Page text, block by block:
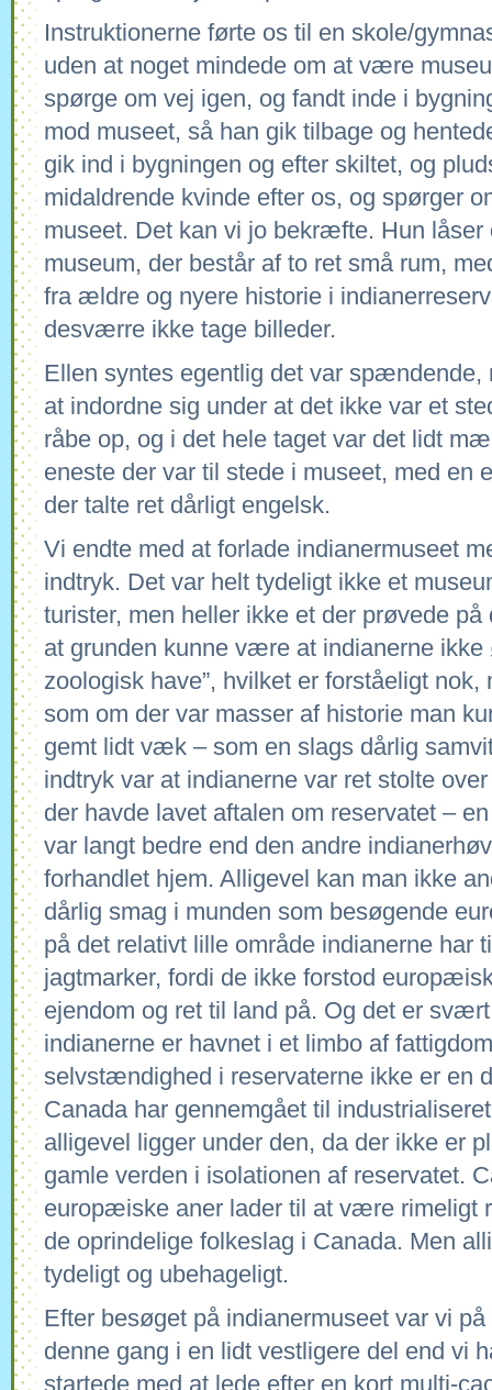
Instruktionerne førte os til en skole/
uden at noget mindede om at være
spørge om vej igen, og fandt inde i
mod museet, så han gik tilbage og
gik ind i bygningen og efter skiltet, og
midaldrende kvinde efter os, og spørger
museet. Det kan vi jo bekræfte. Hun låser
museum, der består af to ret små rum,
fra ældre og nyere historie i
desværre ikke tage billeder.
Ellen syntes egentlig det var
at indordne sig under at det ikke var et
råbe op, og i det hele taget var det lidt
eneste der var til stede i museet, med en
der talte ret dårligt engelsk.
Vi endte med at forlade indianermuseet
indtryk. Det var helt tydeligt ikke et
turister, men heller ikke et der prøvede
at grunden kunne være at indianerne
zoologisk have”, hvilket er forståeligt
som om der var masser af historie man
gemt lidt væk – som en slags dårlig
indtryk var at indianerne var ret stolte
der havde lavet aftalen om reservatet –
var langt bedre end den andre
forhandlet hjem. Alligevel kan man ikke
dårlig smag i munden som besøgende
på det relativt lille område indianerne har
jagtmarker, fordi de ikke forstod
ejendom og ret til land på. Og det er
indianerne er havnet i et limbo af
selvstændighed i reservaterne ikke er en
Canada har gennemgået til
alligevel ligger under den, da der ikke er
gamle verden i isolationen af reservatet.
europæiske aner lader til at være rimeligt
de oprindelige folkeslag i Canada. Men
tydeligt og ubehageligt.
Efter besøget på indianermuseet var vi
denne gang i en lidt vestligere del end vi
startede med at lede efter en kort multi-